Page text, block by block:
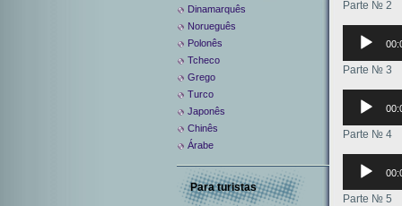
Parte № 2
Аудиоплеер
Parte № 3
Аудиоплеер
Parte № 4
Аудиоплеер
Parte № 5
Dinamarquês
Norueguês
Polonês
Tcheco
Grego
Turco
Japonês
Chinês
Árabe
Para turistas